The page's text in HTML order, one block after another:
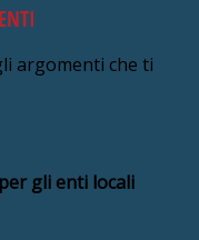
argomenti che ti
gli enti locali